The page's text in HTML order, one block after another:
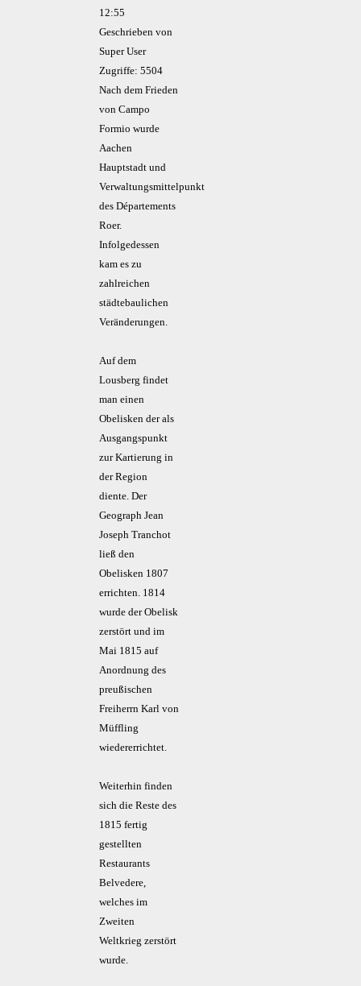
12:55
Geschrieben von
Super User
Zugriffe: 5504
Nach dem Frieden
von Campo
Formio wurde
Aachen
Hauptstadt und
Verwaltungsmittelpunkt
des Départements
Roer.
Infolgedessen
kam es zu
zahlreichen
städtebaulichen
Veränderungen.
Auf dem
Lousberg findet
man einen
Obelisken der als
Ausgangspunkt
zur Kartierung in
der Region
diente. Der
Geograph Jean
Joseph Tranchot
ließ den
Obelisken 1807
errichten. 1814
wurde der Obelisk
zerstört und im
Mai 1815 auf
Anordnung des
preußischen
Freiherrn Karl von
Müffling
wiedererrichtet.
Weiterhin finden
sich die Reste des
1815 fertig
gestellten
Restaurants
Belvedere,
welches im
Zweiten
Weltkrieg zerstört
wurde.